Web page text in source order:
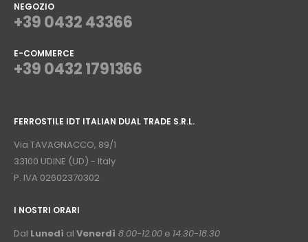
NEGOZIO
+39 0432 43366
E-COMMERCE
+39 0432 1791366
FERROSTILE IDT ITALIAN DUAL TRADE S.R.L.
Via TAVAGNACCO, 89/1
33100 UDINE (UD) - Italy
P. IVA 02602370302
I NOSTRI ORARI
Dal Lunedì al Venerdì 8.00-12.00 e 14.30-18.30